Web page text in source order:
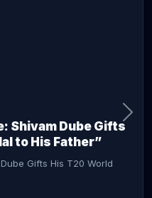
Shivam Dube Gifts
to His Father”
Gifts His T20 World